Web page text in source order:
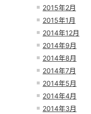
2015年2月
2015年1月
2014年12月
2014年9月
2014年8月
2014年7月
2014年5月
2014年4月
2014年3月